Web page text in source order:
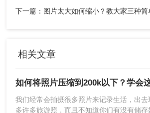
操作如下：
1、PS打开我们所要压缩的图片，直
下一篇：图片太大如何缩小？教大家三种简
相关文章
我们经常会拍摄很多照片来记录生活，出
多许多旅游照，而且不知道你们有没有储